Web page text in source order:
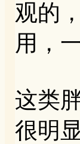
观的
用，
这类
很明